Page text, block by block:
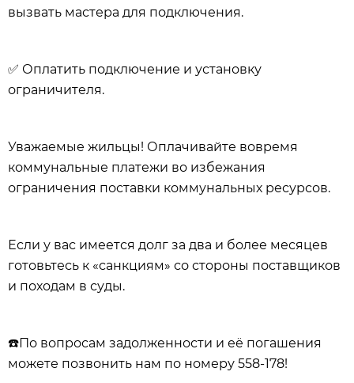
вызвать мастера для подключения.
✅ Оплатить подключение и установку
ограничителя.
Уважаемые жильцы! Оплачивайте вовремя
коммунальные платежи во избежания
ограничения поставки коммунальных ресурсов.
Если у вас имеется долг за два и более месяцев
готовьтесь к «санкциям» со стороны поставщиков
и походам в суды.
☎️По вопросам задолженности и её погашения
можете позвонить нам по номеру 558-178!